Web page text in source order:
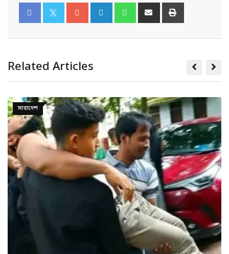
Related Articles
সারাদেশ